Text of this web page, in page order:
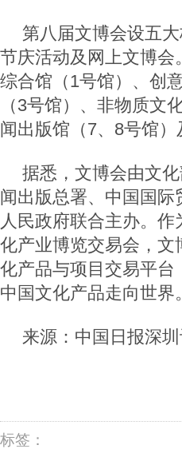
第八届文博会设五
节庆活动及网上文博
综合馆（1号馆）、创
（3号馆）、非物质文
闻出版馆（7、8号馆
据悉，文博会由文
闻出版总署、中国国
人民政府联合主办。
化产业博览交易会，
化产品与项目交易平
中国文化产品走向世界。
来源：中国日报深
标签：